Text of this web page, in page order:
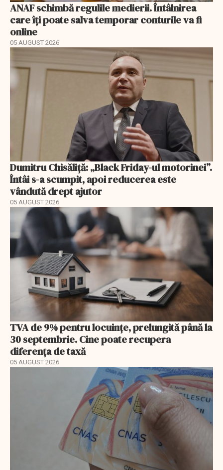
ANAF schimbă regulile medierii. Întâlnirea
care îți poate salva temporar conturile va fi
online
05 AUGUST 2026
Dumitru Chisăliță: „Black Friday-ul motorinei”.
Întâi s-a scumpit, apoi reducerea este
vândută drept ajutor
05 AUGUST 2026
TVA de 9% pentru locuințe, prelungită până la
30 septembrie. Cine poate recupera
diferența de taxă
05 AUGUST 2026